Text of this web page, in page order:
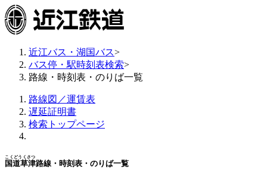
近江バス・湖国バス>
バス停・駅時刻表検索>
路線・時刻表・のりば一覧
路線図／運賃表
遅延証明書
検索トップページ
国道草津
こくどうくさつ
路線・時刻表・のりば一覧